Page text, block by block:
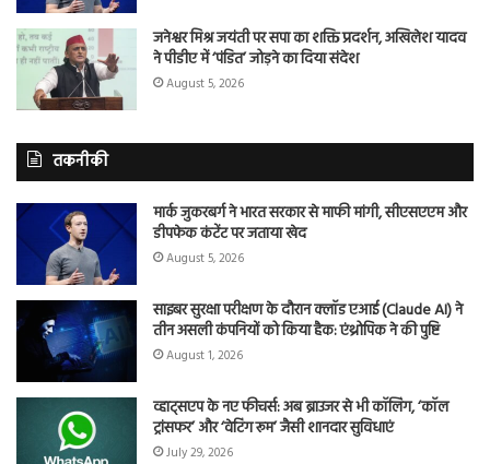
जनेश्वर मिश्र जयंती पर सपा का शक्ति प्रदर्शन, अखिलेश यादव
ने पीडीए में ‘पंडित’ जोड़ने का दिया संदेश
August 5, 2026
तकनीकी
मार्क जुकरबर्ग ने भारत सरकार से माफी मांगी, सीएसएएम और
डीपफेक कंटेंट पर जताया खेद
August 5, 2026
साइबर सुरक्षा परीक्षण के दौरान क्लॉड एआई (Claude AI) ने
तीन असली कंपनियों को किया हैक: एंथ्रोपिक ने की पुष्टि
August 1, 2026
व्हाट्सएप के नए फीचर्स: अब ब्राउजर से भी कॉलिंग, ‘कॉल
ट्रांसफर’ और ‘वेटिंग रूम’ जैसी शानदार सुविधाएं
July 29, 2026